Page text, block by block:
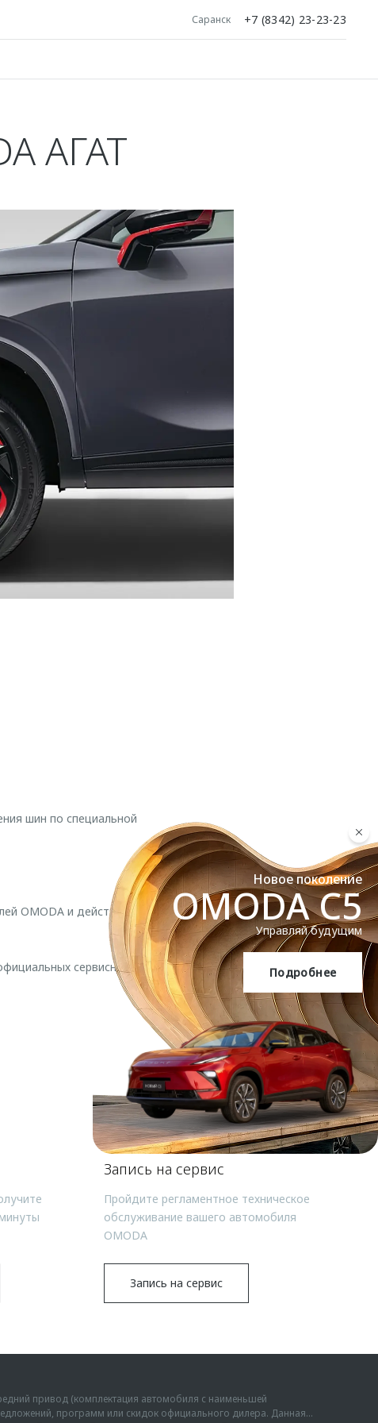
Саранск +7 (8342) 23-23-23
OMODA C5
Новое поколение
OMODA C5
Управляй будущим
Подробнее
АГАТ
шин по специальной
OMODA и действует до
сервисных
Запись на сервис
Пройдите регламентное техническое
обслуживание вашего автомобиля
OMODA
Запись на сервис
привод (комплектация автомобиля с наименьшей
программ или скидок официального дилера. Данная